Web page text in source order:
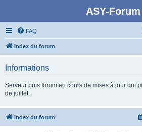
ASY-Forum
FAQ
Index du forum
Informations
Serveur puis forum en cours de mises à jour qui
de juillet.
Index du forum